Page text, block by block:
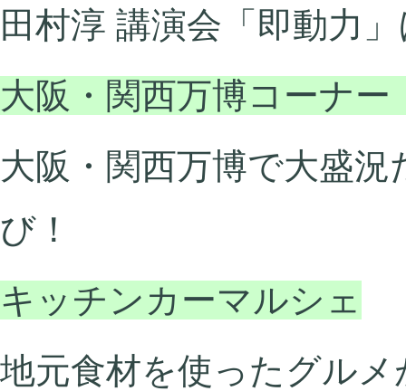
田村淳 講演会「即動力
大阪・関西万博コーナー
大阪・関西万博で大盛
び！
キッチンカーマルシェ
地元食材を使ったグル